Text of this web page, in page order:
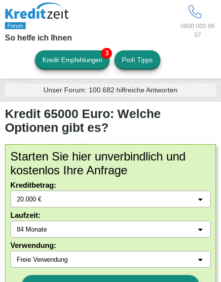
0800 000 98
07
So helfe ich Ihnen
Kredit Empfehlungen Profi Tipps
Unser Forum: 100.682 hilfreiche Antworten
Kredit 65000 Euro: Welche
Optionen gibt es?
Starten Sie hier unverbindlich und
kostenlos Ihre Anfrage
Kreditbetrag:
Laufzeit:
Verwendung: